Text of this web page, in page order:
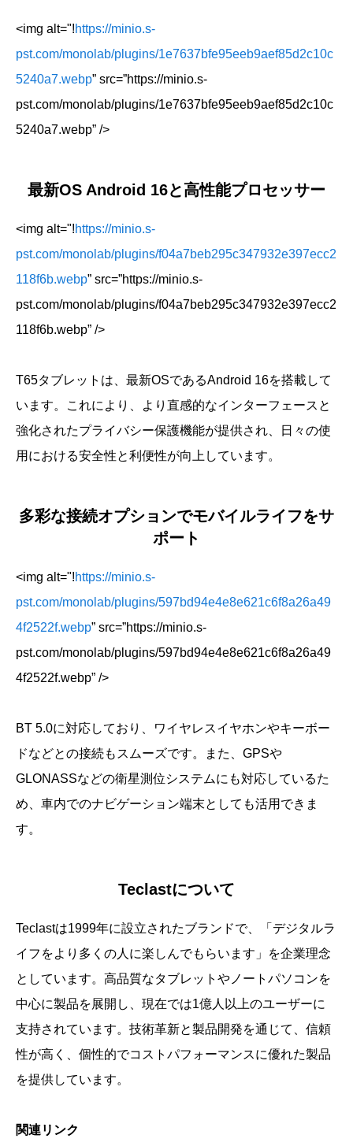
<img alt="!https://minio.s-
pst.com/monolab/plugins/1e7637bfe95eeb9aef85d2c10c
5240a7.webp” src=”https://minio.s-
pst.com/monolab/plugins/1e7637bfe95eeb9aef85d2c10c
5240a7.webp” />
最新OS Android 16と高性能プロセッサー
<img alt="!https://minio.s-
pst.com/monolab/plugins/f04a7beb295c347932e397ecc2
118f6b.webp” src=”https://minio.s-
pst.com/monolab/plugins/f04a7beb295c347932e397ecc2
118f6b.webp” />
T65タブレットは、最新OSであるAndroid 16を搭載して
います。これにより、より直感的なインターフェースと
強化されたプライバシー保護機能が提供され、日々の使
用における安全性と利便性が向上しています。
多彩な接続オプションでモバイルライフをサ
ポート
<img alt="!https://minio.s-
pst.com/monolab/plugins/597bd94e4e8e621c6f8a26a49
4f2522f.webp” src=”https://minio.s-
pst.com/monolab/plugins/597bd94e4e8e621c6f8a26a49
4f2522f.webp” />
BT 5.0に対応しており、ワイヤレスイヤホンやキーボー
ドなどとの接続もスムーズです。また、GPSや
GLONASSなどの衛星測位システムにも対応しているた
め、車内でのナビゲーション端末としても活用できま
す。
Teclastについて
Teclastは1999年に設立されたブランドで、「デジタルラ
イフをより多くの人に楽しんでもらいます」を企業理念
としています。高品質なタブレットやノートパソコンを
中心に製品を展開し、現在では1億人以上のユーザーに
支持されています。技術革新と製品開発を通じて、信頼
性が高く、個性的でコストパフォーマンスに優れた製品
を提供しています。
関連リンク